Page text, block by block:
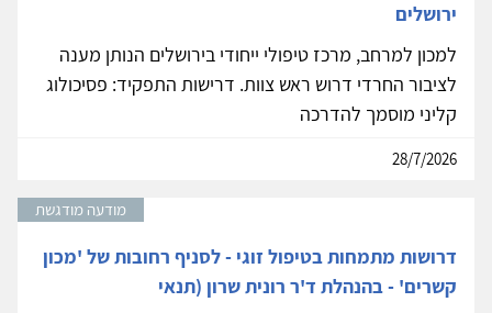
ירושלים
למכון למרחב, מרכז טיפולי ייחודי בירושלים הנותן מענה
לציבור החרדי דרוש ראש צוות. דרישות התפקיד: פסיכולוג
קליני מוסמך להדרכה
28/7/2026
מודעה מודגשת
דרושות מתמחות בטיפול זוגי - לסניף רחובות של 'מכון
קשרים' - בהנהלת ד'ר רונית שרון (תנאי